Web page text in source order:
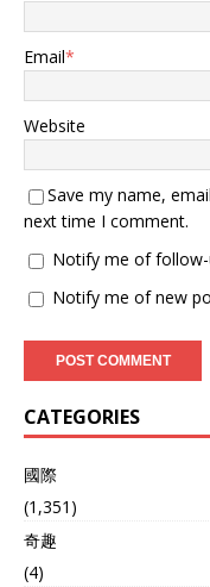
撰文提出了三种可能的结
即算胜利；西方帮助乌克
收复2014年失去的领土
线，冻结问题，并通过谈
解决余下争议。他认为第
种方式最为现实，既可以
乌克兰成为欧洲的强大力
系。 这些观点引发了广
辛格过于现实和妥协。乌
兰总统泽连斯基最初批评
然而后来，泽连斯基的态
避免的，尽管坚持要收回
并非无限持续的，各国必
理性考量资源限制。俄罗
依靠能源出口支撑经济，
Email*
Website
Save my name,
next time I comment.
Notify me of
Notify me of new
CATEGORIES
國際
(1,351)
奇趣
(4)